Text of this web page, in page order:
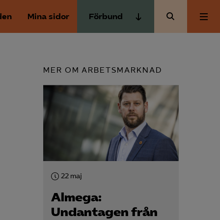
Mina sidor Förbund
Almega Utbildning
Innovations­företagen
Kompetens­företagen
Medie­företagen
Säkerhets­företagen
Aktuellt
Medlemskapet
Mina sidor
MER OM ARBETSMARKNAD
22 maj
Almega:
Undantagen från